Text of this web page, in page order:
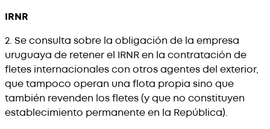
IRNR
2. Se consulta sobre la obligación de la empresa
uruguaya de retener el IRNR en la contratación de
fletes internacionales con otros agentes del exterior,
que tampoco operan una flota propia sino que
también revenden los fletes (y que no constituyen
establecimiento permanente en la República).